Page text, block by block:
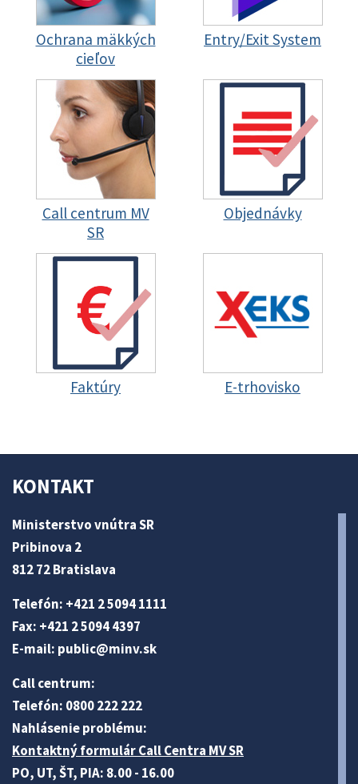
Ochrana mäkkých
cieľov
Entry/Exit System
Call centrum MV
SR
Objednávky
Faktúry E-trhovisko
KONTAKT
Ministerstvo vnútra SR
Pribinova 2
812 72 Bratislava
Telefón: +421 2 5094 1111
Fax: +421 2 5094 4397
E-mail: public@minv.sk
Call centrum:
Telefón: 0800 222 222
Nahlásenie problému:
Kontaktný formulár Call Centra MV SR
PO, UT, ŠT, PIA: 8.00 - 16.00